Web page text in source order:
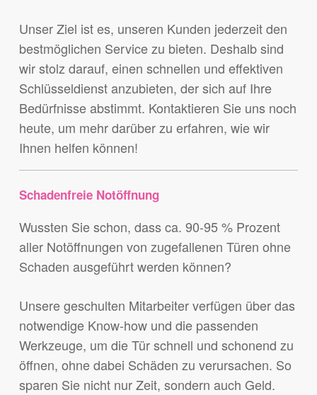
Unser Ziel ist es, unseren Kunden jederzeit den
bestmöglichen Service zu bieten. Deshalb sind
wir stolz darauf, einen schnellen und effektiven
Schlüsseldienst anzubieten, der sich auf Ihre
Bedürfnisse abstimmt. Kontaktieren Sie uns noch
heute, um mehr darüber zu erfahren, wie wir
Ihnen helfen können!
Schadenfreie Notöffnung
Wussten Sie schon, dass ca. 90-95 % Prozent
aller Notöffnungen von zugefallenen Türen ohne
Schaden ausgeführt werden können?
Unsere geschulten Mitarbeiter verfügen über das
notwendige Know-how und die passenden
Werkzeuge, um die Tür schnell und schonend zu
öffnen, ohne dabei Schäden zu verursachen. So
sparen Sie nicht nur Zeit, sondern auch Geld.